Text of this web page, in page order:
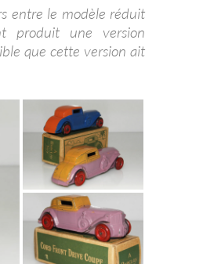
entre le modèle réduit
produit une version
que cette version ait